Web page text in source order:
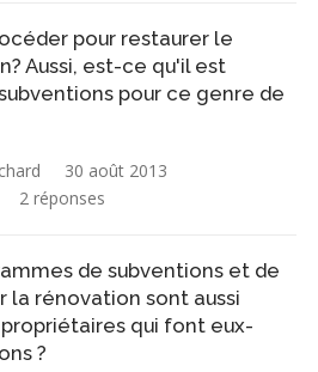
pour restaurer le
Aussi, est-ce qu'il est
pour ce genre de
30 août 2013
2 réponses
de subventions et de
la rénovation sont aussi
qui font eux-
?